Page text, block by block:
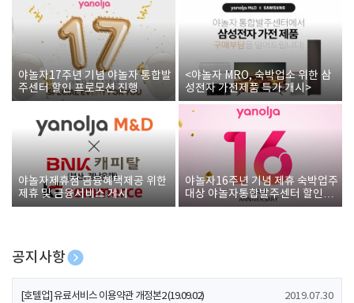
야놀자17주년 기념 야놀자 통합발
주센터 할인 프로모션 진행
<야놀자 MRO, 숙박업소 위한 삼
성전자 가전제품 특가 개시>
야놀자제휴점 금융혜택제공 위한
제휴 및 금융서비스 게시
야놀자16주년 기념 제휴 숙박업주
대상 야놀자통합발주센터 할인쿠
폰 증정
공지사항
[호텔업] 개인정보 처리방침 개정본1 (19.09.02)
[호텔업] 유료서비스 이용약관 개정본2 (19.09.02) 2019.07.30